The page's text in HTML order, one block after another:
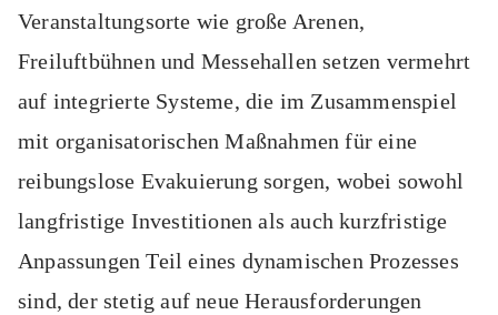
Veranstaltungsorte wie große Arenen,
Freiluftbühnen und Messehallen setzen vermehrt
auf integrierte Systeme, die im Zusammenspiel
mit organisatorischen Maßnahmen für eine
reibungslose Evakuierung sorgen, wobei sowohl
langfristige Investitionen als auch kurzfristige
Anpassungen Teil eines dynamischen Prozesses
sind, der stetig auf neue Herausforderungen